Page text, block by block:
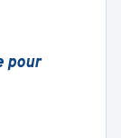
pour